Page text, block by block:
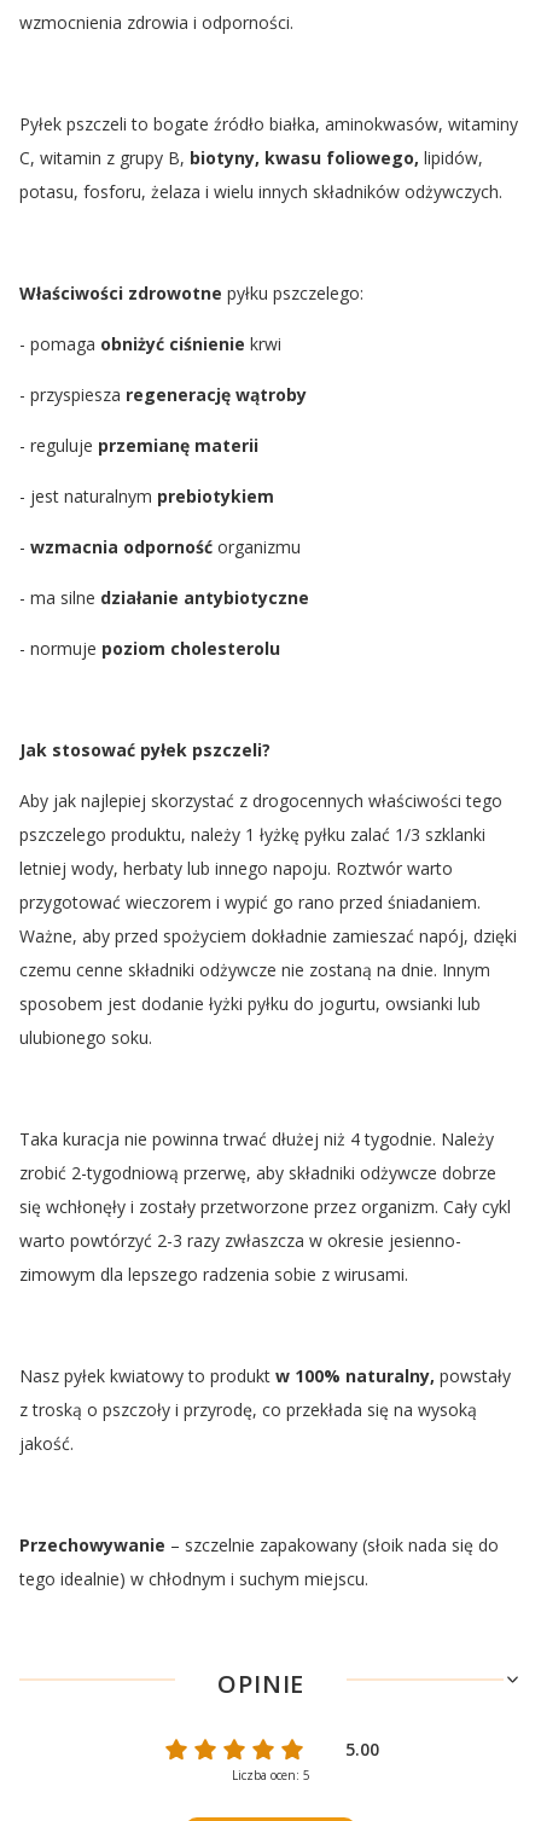
wzmocnienia zdrowia i odporności.
Pyłek pszczeli to bogate źródło białka, aminokwasów, witaminy
C, witamin z grupy B, biotyny, kwasu foliowego, lipidów,
potasu, fosforu, żelaza i wielu innych składników odżywczych.
Właściwości zdrowotne pyłku pszczelego:
- pomaga obniżyć ciśnienie krwi
- przyspiesza regenerację wątroby
- reguluje przemianę materii
- jest naturalnym prebiotykiem
- wzmacnia odporność organizmu
- ma silne działanie antybiotyczne
- normuje poziom cholesterolu
Jak stosować pyłek pszczeli?
Aby jak najlepiej skorzystać z drogocennych właściwości tego
pszczelego produktu, należy 1 łyżkę pyłku zalać 1/3 szklanki
letniej wody, herbaty lub innego napoju. Roztwór warto
przygotować wieczorem i wypić go rano przed śniadaniem.
Ważne, aby przed spożyciem dokładnie zamieszać napój, dzięki
czemu cenne składniki odżywcze nie zostaną na dnie. Innym
sposobem jest dodanie łyżki pyłku do jogurtu, owsianki lub
ulubionego soku.
Taka kuracja nie powinna trwać dłużej niż 4 tygodnie. Należy
zrobić 2-tygodniową przerwę, aby składniki odżywcze dobrze
się wchłonęły i zostały przetworzone przez organizm. Cały cykl
warto powtórzyć 2-3 razy zwłaszcza w okresie jesienno-
zimowym dla lepszego radzenia sobie z wirusami.
Nasz pyłek kwiatowy to produkt w 100% naturalny, powstały
z troską o pszczoły i przyrodę, co przekłada się na wysoką
jakość.
Przechowywanie – szczelnie zapakowany (słoik nada się do
tego idealnie) w chłodnym i suchym miejscu.
OPINIE
5.00
Liczba ocen: 5